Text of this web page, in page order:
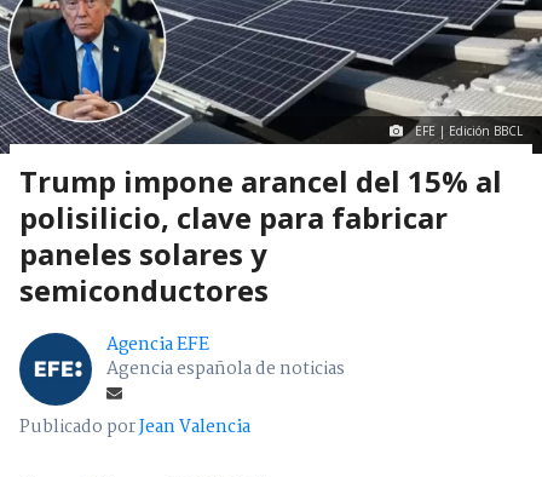
EFE | Edición BBCL
Trump impone arancel del 15% al
polisilicio, clave para fabricar
paneles solares y
semiconductores
Agencia EFE
Agencia española de noticias
Publicado porJean Valencia